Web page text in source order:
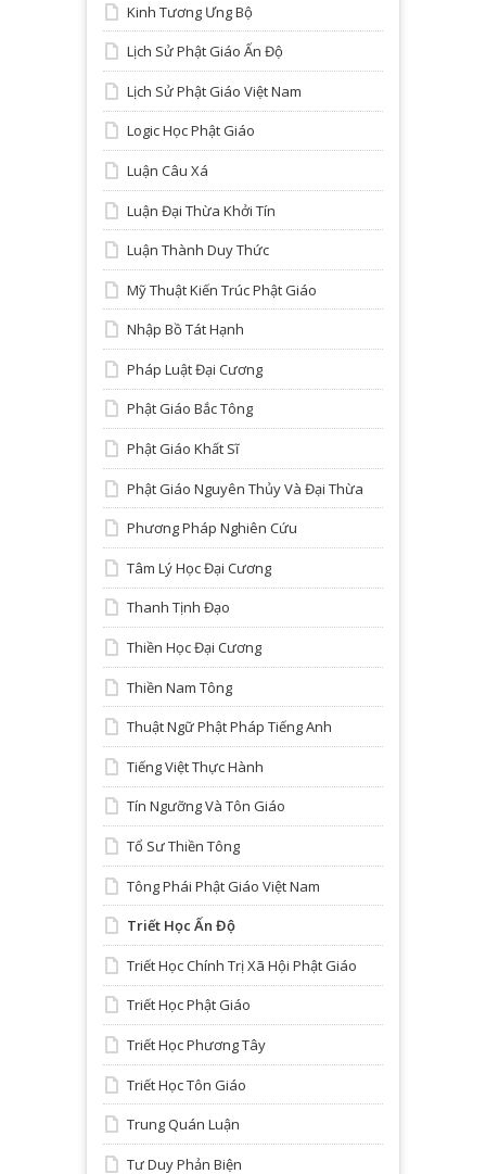
Kinh Tương Ưng Bộ
Lịch Sử Phật Giáo Ấn Độ
Lịch Sử Phật Giáo Việt Nam
Logic Học Phật Giáo
Luận Câu Xá
Luận Đại Thừa Khởi Tín
Luận Thành Duy Thức
Mỹ Thuật Kiến Trúc Phật Giáo
Nhập Bồ Tát Hạnh
Pháp Luật Đại Cương
Phật Giáo Bắc Tông
Phật Giáo Khất Sĩ
Phật Giáo Nguyên Thủy Và Đại Thừa
Phương Pháp Nghiên Cứu
Tâm Lý Học Đại Cương
Thanh Tịnh Đạo
Thiền Học Đại Cương
Thiền Nam Tông
Thuật Ngữ Phật Pháp Tiếng Anh
Tiếng Việt Thực Hành
Tín Ngưỡng Và Tôn Giáo
Tổ Sư Thiền Tông
Tông Phái Phật Giáo Việt Nam
Triết Học Ấn Độ
Triết Học Chính Trị Xã Hội Phật Giáo
Triết Học Phật Giáo
Triết Học Phương Tây
Triết Học Tôn Giáo
Trung Quán Luận
Tư Duy Phản Biện